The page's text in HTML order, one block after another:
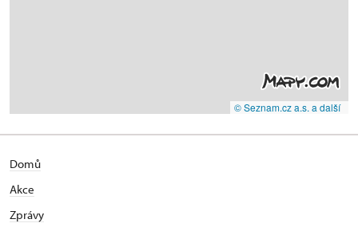
© Seznam.cz a.s. a další
Domů
Akce
Zprávy